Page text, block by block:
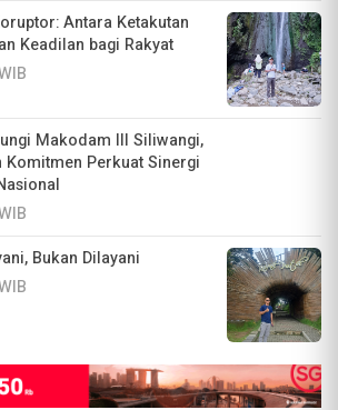
Antara Ketakutan
Keadilan bagi Rakyat
Makodam III Siliwangi,
Komitmen Perkuat Sinergi
Bukan Dilayani